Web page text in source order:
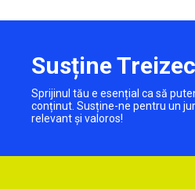
Susține
Sprijinul tău e esențial ca să
conținut. Susține-ne pentru un
relevant și valoros!